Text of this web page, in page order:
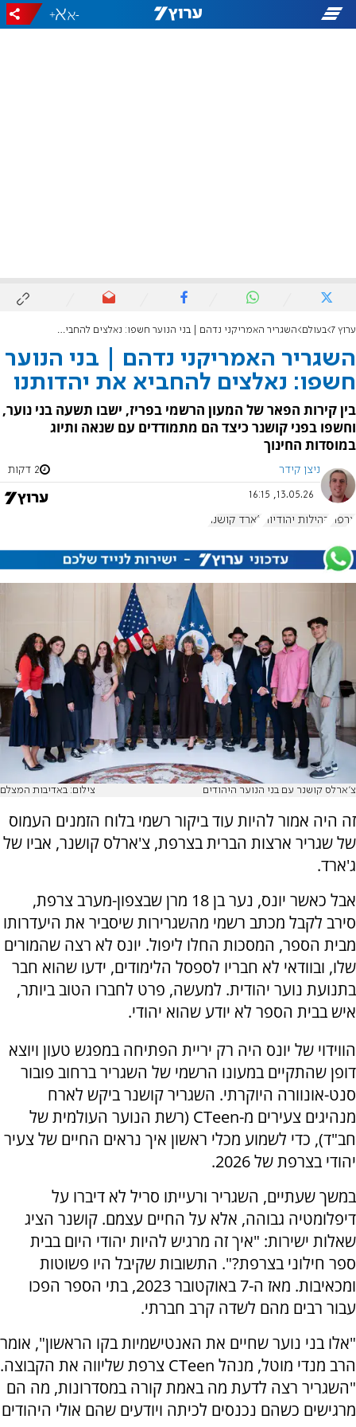
-
+
ערוץ 7 בעולם השגריר האמריקני נדהם | בני הנוער חשפו: נאלצים להחביא את יהדותנו
השגריר האמריקני נדהם | בני הנוער
חשפו: נאלצים להחביא את יהדותנו
בין קירות הפאר של המעון הרשמי בפריז, ישבו תשעה בני נוער,
וחשפו בפני קושנר כיצד הם מתמודדים עם שנאה ותיוג
במוסדות החינוך
ניצן קידר 2 דקות
13.05.26, 16:15
צרפת קהילות יהודיות ג'ארד קושנר
צ'ארלס קושנר עם בני הנוער היהודים צילום: באדיבות המצלם
זה היה אמור להיות עוד ביקור רשמי בלוח הזמנים העמוס
של שגריר ארצות הברית בצרפת, צ'ארלס קושנר, אביו של
ג'ארד.
אבל כאשר יונס, נער בן 18 מרן שבצפון-מערב צרפת,
סירב לקבל מכתב רשמי מהשגרירות שיסביר את היעדרותו
מבית הספר, המסכות החלו ליפול. יונס לא רצה שהמורים
שלו, ובוודאי לא חבריו לספסל הלימודים, ידעו שהוא חבר
בתנועת נוער יהודית. למעשה, פרט לחברו הטוב ביותר,
איש בבית הספר לא יודע שהוא יהודי.
הווידוי של יונס היה רק יריית הפתיחה במפגש טעון ויוצא
דופן שהתקיים במעונו הרשמי של השגריר ברחוב פובור
סנט-אונוורה היוקרתי. השגריר קושנר ביקש לארח
מנהיגים צעירים מ-CTeen (רשת הנוער העולמית של
חב"ד), כדי לשמוע מכלי ראשון איך נראים החיים של צעיר
יהודי בצרפת של 2026.
במשך שעתיים, השגריר ורעייתו סריל לא דיברו על
דיפלומטיה גבוהה, אלא על החיים עצמם. קושנר הציג
שאלות ישירות: "איך זה מרגיש להיות יהודי היום בבית
ספר חילוני בצרפת?". התשובות שקיבל היו פשוטות
ומכאיבות. מאז ה-7 באוקטובר 2023, בתי הספר הפכו
עבור רבים מהם לשדה קרב חברתי.
"אלו בני נוער שחיים את האנטישמיות בקו הראשון", אומר
הרב מנדי מוטל, מנהל CTeen צרפת שליווה את הקבוצה.
"השגריר רצה לדעת מה באמת קורה במסדרונות, מה הם
מרגישים כשהם נכנסים לכיתה ויודעים שהם אולי היהודים